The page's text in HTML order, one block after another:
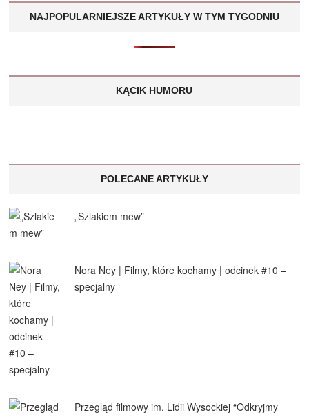
NAJPOPULARNIEJSZE ARTYKUŁY W TYM TYGODNIU
KĄCIK HUMORU
POLECANE ARTYKUŁY
„Szlakiem mew”
Nora Ney | Filmy, które kochamy | odcinek #10 –
specjalny
Przegląd filmowy im. Lidii Wysockiej “Odkryjmy